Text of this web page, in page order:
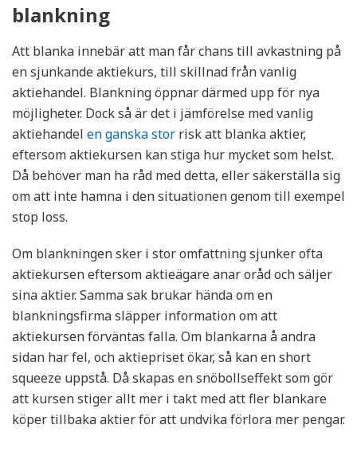
blankning
Att blanka innebär att man får chans till avkastning på
en sjunkande aktiekurs, till skillnad från vanlig
aktiehandel. Blankning öppnar därmed upp för nya
möjligheter. Dock så är det i jämförelse med vanlig
aktiehandel en ganska stor risk att blanka aktier,
eftersom aktiekursen kan stiga hur mycket som helst.
Då behöver man ha råd med detta, eller säkerställa sig
om att inte hamna i den situationen genom till exempel
stop loss.
Om blankningen sker i stor omfattning sjunker ofta
aktiekursen eftersom aktieägare anar oråd och säljer
sina aktier. Samma sak brukar hända om en
blankningsfirma släpper information om att
aktiekursen förväntas falla. Om blankarna å andra
sidan har fel, och aktiepriset ökar, så kan en short
squeeze uppstå. Då skapas en snöbollseffekt som gör
att kursen stiger allt mer i takt med att fler blankare
köper tillbaka aktier för att undvika förlora mer pengar.